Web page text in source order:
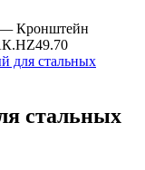
— Кронштейн
стальных